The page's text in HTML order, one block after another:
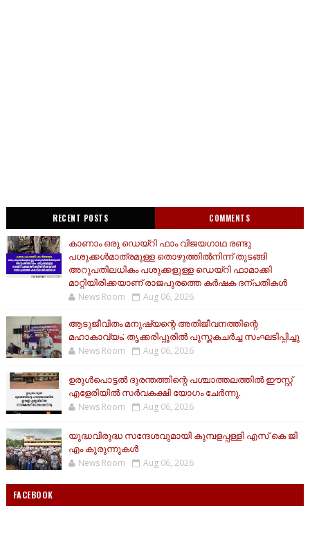
RECENT POSTS COMMENTS
കാണാം ഒരു ഡെയ്‌റി ഫാം വിജയഗാഥ രണ്ടു
പശുക്കൾമാത്രമുള്ള തൊഴുത്തിൽനിന്ന് തുടങ്ങി
അറുപതിലധികം പശുക്കളുള്ള ഡെയ്റി ഫാമാക്കി
മാറ്റിയിരിക്കയാണ് രാജപുരത്തെ കർഷക ദന്പതികൾ
News Room Aug 06, 2026
ആടുജീവിതം മനുഷ്യന്റെ അതിജീവനത്തിന്റെ
മഹാകാവ്യം; തൃക്കരിപ്പൂരിൽ പുസ്തകചർച്ച സംഘടിപ്പിച്ചു
News Room Aug 06, 2026
ഉരുൾപൊട്ടൽ ദുരന്തത്തിന്റെ പശ്ചാത്തലത്തിൽ ഈസ്റ്റ്‌
എളേരിയിൽ സർവകക്ഷി യോഗം ചേർന്നു.
News Room Aug 06, 2026
യുദ്ധവിരുദ്ധ സന്ദേശവുമായി കുമ്പളപ്പള്ളി എസ് കെ ജി
എം കുരുന്നുകൾ
News Room Aug 06, 2026
FACEBOOK